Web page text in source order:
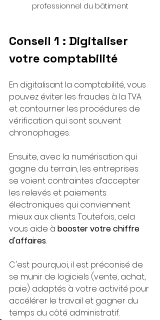
professionnel du bâtiment
Conseil 1 : Digitaliser
votre comptabilité
En digitalisant la comptabilité, vous
pouvez éviter les fraudes à la TVA
et contourner les procédures de
vérification qui sont souvent
chronophages.
Ensuite, avec la numérisation qui
gagne du terrain, les entreprises
se voient contraintes d’accepter
les relevés et paiements
électroniques qui conviennent
mieux aux clients. Toutefois, cela
vous aide à booster votre chiffre
d'affaires.
C'est pourquoi, il est préconisé de
se munir de logiciels (vente, achat,
paie) adaptés à votre activité pour
accélérer le travail et gagner du
temps du côté administratif.